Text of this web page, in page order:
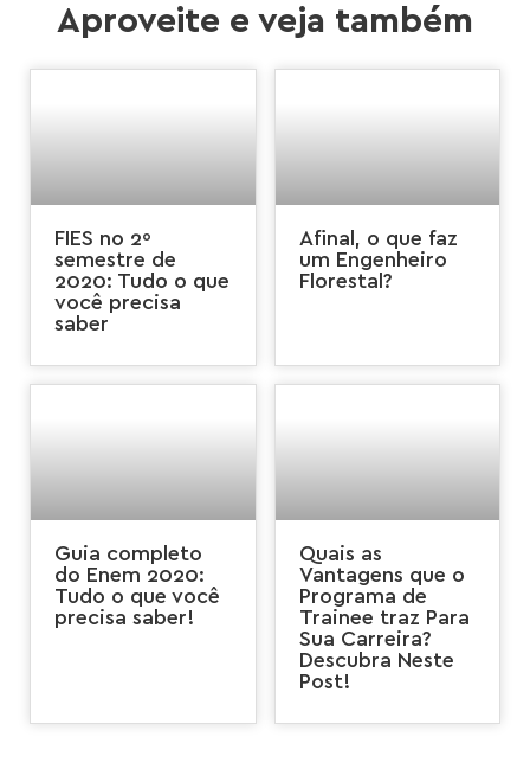
Aproveite e veja também
FIES no 2º
semestre de
2020: Tudo o que
você precisa
saber
Afinal, o que faz
um Engenheiro
Florestal?
Guia completo
do Enem 2020:
Tudo o que você
precisa saber!
Quais as
Vantagens que o
Programa de
Trainee traz Para
Sua Carreira?
Descubra Neste
Post!